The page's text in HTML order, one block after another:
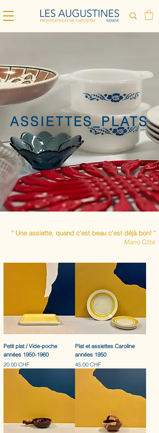
ASSIETTES_PLATS
" Une assiette, quand c'est beau c'est déjà bon! "
Mario Côté
Petit plat / Vide-poche
années 1950-1960
Prix
20.00 CHF
Plat et assiettes Caroline
années 1950
Prix
45.00 CHF